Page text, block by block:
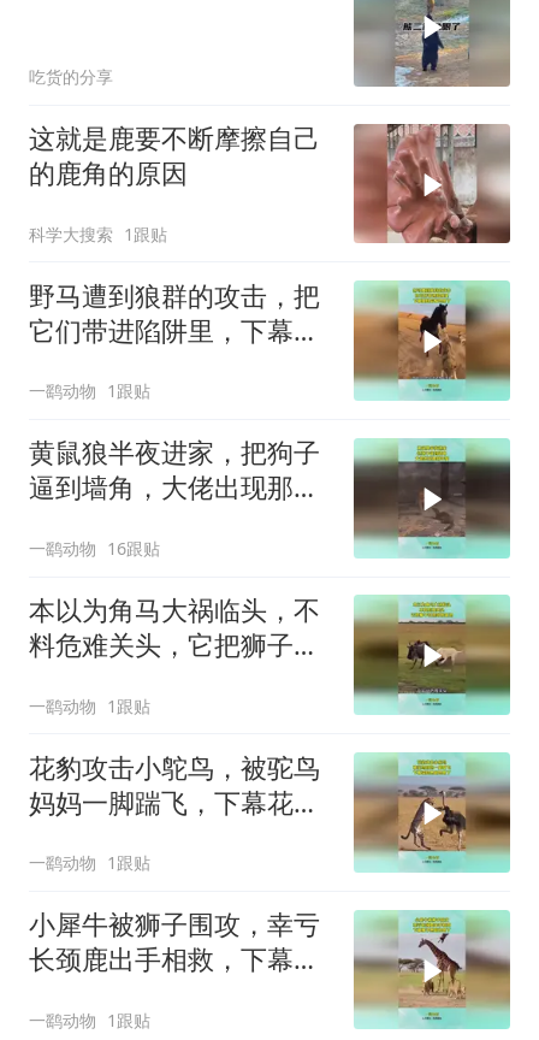
吃货的分享
这就是鹿要不断摩擦自己
的鹿角的原因
科学大搜索 1跟贴
野马遭到狼群的攻击，把
它们带进陷阱里，下幕狼
一鹞动物 1跟贴
黄鼠狼半夜进家，把狗子
逼到墙角，大佬出现那刻
一鹞动物 16跟贴
本以为角马大祸临头，不
料危难关头，它把狮子引
一鹞动物 1跟贴
花豹攻击小鸵鸟，被驼鸟
妈妈一脚踹飞，下幕花豹
一鹞动物 1跟贴
小犀牛被狮子围攻，幸亏
长颈鹿出手相救，下幕狮
一鹞动物 1跟贴